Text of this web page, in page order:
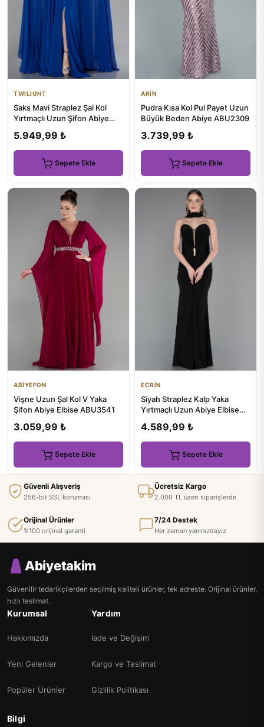
TWILIGHT
Saks Mavi Straplez Şal Kol
Yırtmaçlı Uzun Şifon Abiye
5.949,99 ₺
Sepete Ekle
ARİN
Pudra Kısa Kol Pul Payet Uzun
Büyük Beden Abiye ABU2309
3.739,99 ₺
Sepete Ekle
ABİYEFON
Vişne Uzun Şal Kol V Yaka
Şifon Abiye Elbise ABU3541
3.059,99 ₺
Sepete Ekle
ECRİN
Siyah Straplez Kalp Yaka
Yırtmaçlı Uzun Abiye Elbise
4.589,99 ₺
Sepete Ekle
Güvenli Alışveriş
256-bit SSL koruması
Ücretsiz Kargo
2.000 TL üzeri siparişlerde
Orijinal Ürünler
%100 orijinal garanti
7/24 Destek
Her zaman yanınızdayız
Abiyetakim
Güvenilir tedarikçilerden seçilmiş kaliteli ürünler, tek adreste. Orijinal ürünler,
hızlı teslimat.
Kurumsal
Hakkımızda
Yeni Gelenler
Popüler Ürünler
Yardım
İade ve Değişim
Kargo ve Teslimat
Gizlilik Politikası
Bilgi